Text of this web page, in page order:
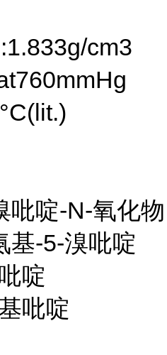
cm3
吡啶-N-氧化物
基-5-溴吡啶
啶
吡啶